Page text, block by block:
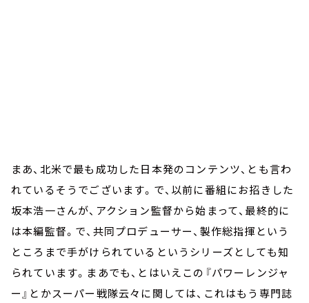
まあ、北米で最も成功した日本発のコンテンツ、とも言わ
れているそうでございます。で、以前に番組にお招きした
坂本浩一さんが、アクション監督から始まって、最終的に
は本編監督。で、共同プロデューサー、製作総指揮という
ところまで手がけられているというシリーズとしても知
られています。まあでも、とはいえこの『パワーレンジャ
ー』とかスーパー戦隊云々に関しては、これはもう専門誌